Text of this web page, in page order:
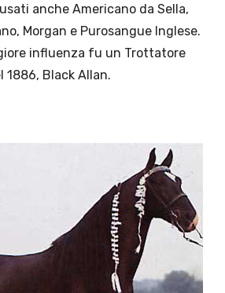
anche Americano da Sella,
Morgan e Purosangue Inglese.
influenza fu un Trottatore
1886, Black Allan.